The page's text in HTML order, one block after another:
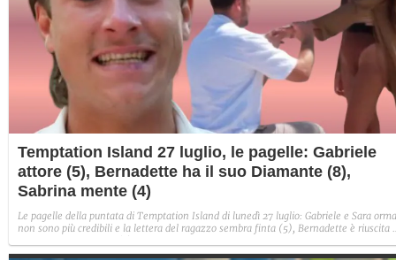
Temptation Island 27 luglio, le pagelle: Gabriele
attore (5), Bernadette ha il suo Diamante (8),
Sabrina mente (4)
Le pagelle della puntata di Temptation Island di lunedì 27 luglio: Gabriele e Sara
non sono più credibili e la lettera del ragazzo sembra finta (5), Bernadette è riuscita
Giovanni che se stessa in un solo momento (4).